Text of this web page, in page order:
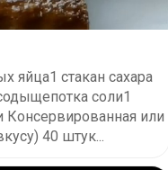
яйца1 стакан сахара
соли1
Консервированная или
40 штук...